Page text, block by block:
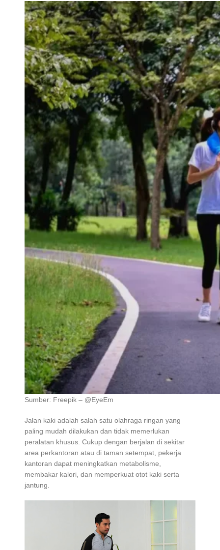
Sumber: Freepik – @EyeEm
Jalan kaki adalah salah satu olahraga ringan yang
paling mudah dilakukan dan tidak memerlukan
peralatan khusus. Cukup dengan berjalan di sekitar
area perkantoran atau di taman setempat, pekerja
kantoran dapat meningkatkan metabolisme,
membakar kalori, dan memperkuat otot kaki serta
jantung.